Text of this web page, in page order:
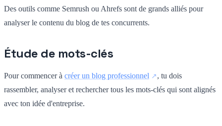
Des outils comme Semrush ou Ahrefs sont de grands alliés pour
analyser le contenu du blog de tes concurrents.
Étude de mots-clés
Pour commencer à créer un blog professionnel
, tu dois
rassembler, analyser et rechercher tous les mots-clés qui sont alignés
avec ton idée d'entreprise.